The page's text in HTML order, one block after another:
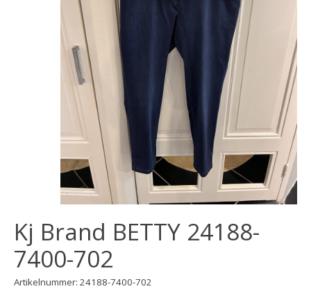
Kj Brand BETTY 24188-
7400-702
Artikelnummer: 24188-7400-702